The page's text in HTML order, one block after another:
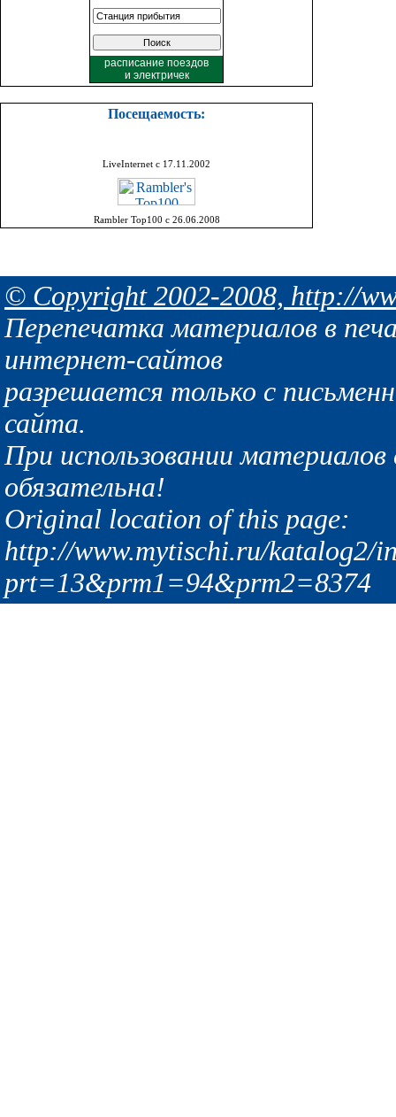
расписание поездов
и электричек
Посещаемость:
LiveInternet с 17.11.2002
Rambler Top100 с 26.06.2008
© Copyright 2002-2008, http://
Перепечатка материалов в
интернет-сайтов
разрешается только с
сайта.
При использовании
обязательна!
Original location of this page:
http://www.mytischi.ru/katalog2/
prt=13&prm1=94&prm2=8374